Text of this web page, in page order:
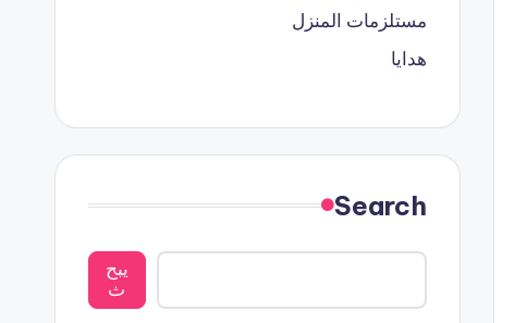
مستلزمات المنزل
هدايا
Search
يبح
ث